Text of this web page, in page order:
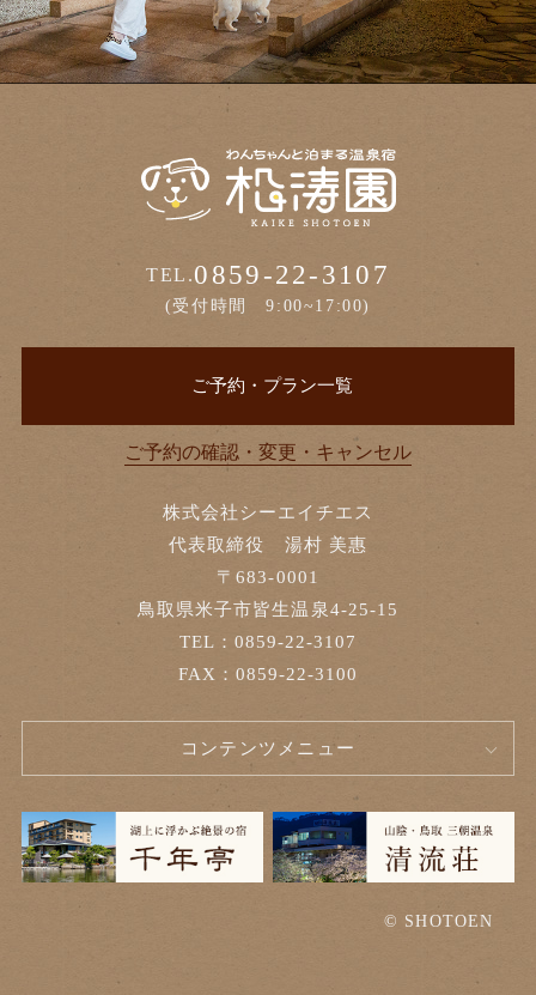
TEL.0859-22-3107
(受付時間 9:00~17:00)
ご予約・プラン一覧
ご予約の確認・変更・キャンセル
株式会社シーエイチエス
代表取締役 湯村 美惠
〒683-0001
鳥取県米子市皆生温泉4-25-15
TEL：0859-22-3107
FAX：0859-22-3100
コンテンツメニュー
© SHOTOEN